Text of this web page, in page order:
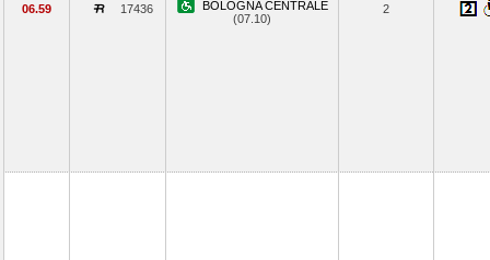
06.59 17436
BOLOGNA CENTRALE
(07.10)
2